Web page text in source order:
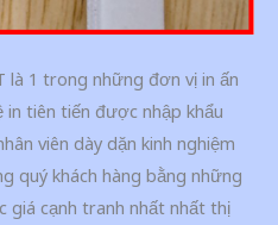
là 1 trong những đơn vị in ấn
in tiên tiến được nhập khẩu
viên dày dặn kinh nghiệm
quý khách hàng bằng những
giá cạnh tranh nhất nhất thị